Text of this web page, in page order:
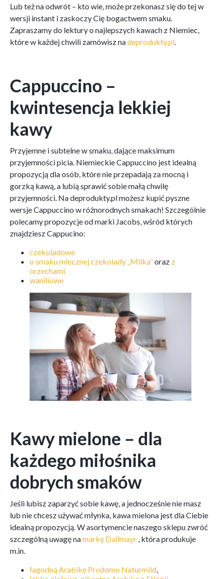
Lub też na odwrót – kto wie, może przekonasz się do tej w
wersji instant i zaskoczy Cię bogactwem smaku.
Zapraszamy do lektury o najlepszych kawach z Niemiec,
które w każdej chwili zamówisz nadeprodukty.pl.
Cappuccino –
kwintesencja lekkiej
kawy
Przyjemne i subtelne w smaku, dające maksimum
przyjemności picia. Niemieckie Cappuccino jest idealną
propozycją dla osób, które nie przepadają za mocną i
gorzką kawą, a lubią sprawić sobie małą chwilę
przyjemności. Na deprodukty.pl możesz kupić pyszne
wersje Cappuccino w różnorodnych smakach! Szczególnie
polecamy propozycje od marki Jacobs, wśród których
znajdziesz Cappucino:
czekoladowe
o smaku mlecznej czekolady „Milka”oraz z
orzechami
waniliowe
Kawy mielone – dla
każdego miłośnika
dobrych smaków
Jeśli lubisz zaparzyć sobie kawę, a jednocześnie nie masz
lub nie chcesz używać młynka, kawa mielona jest dla Ciebie
idealną propozycją. W asortymencie naszego sklepu zwróć
szczególną uwagę namarkę Dallmayr , która produkuje
m.in.
łagodną Arabikę Prodomo Naturmild,